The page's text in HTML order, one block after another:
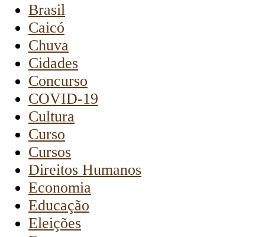
Brasil
Caicó
Chuva
Cidades
Concurso
COVID-19
Cultura
Curso
Cursos
Direitos Humanos
Economia
Educação
Eleições